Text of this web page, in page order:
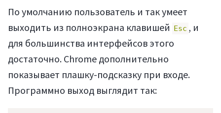
По умолчанию пользователь и так умеет
выходить из полноэкрана клавишей Esc , и
для большинства интерфейсов этого
достаточно. Chrome дополнительно
показывает плашку-подсказку при входе.
Программно выход выглядит так: